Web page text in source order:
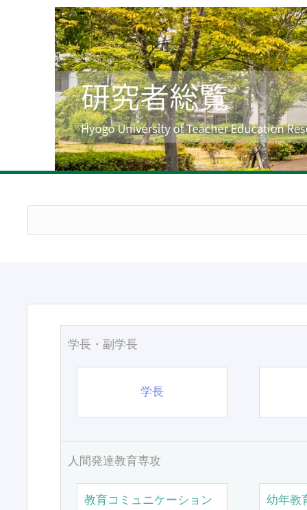
学長・副学長
学長
人間発達教育専攻
教育コミュニケーション
幼年教